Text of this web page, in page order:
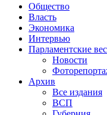
Общество
Власть
Экономика
Интервью
Парламентские
Новости
Архив
Все издания
ВСП